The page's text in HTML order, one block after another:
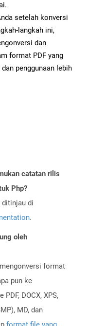
setelah konversi
langkah ini,
dan
format PDF yang
penggunaan lebih
catatan rilis
Php?
ditinjau di
.
oleh
format
pun ke
DOCX, XPS,
MD, dan